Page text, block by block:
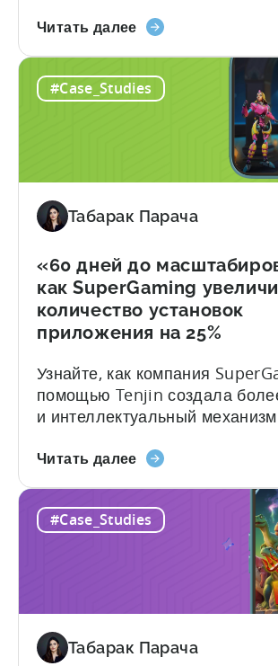
масштабов привлечения
привлечения пользователей
нескольких сетях и регионах
сложной задачей. А если к
добавляются повторяющиеся
мошенничества,
блокировки на уровне сайта
количество запросов на
ситуация может еще больше
Читать далее«Борьба
некачественным
трафиком:
запросов
33%»
#Case_Studies
Табарак Парача
«60 дней до
как SuperGaming
количество установок
приложения на 25%
Узнайте, как компания
помощью Tenjin создала
и интеллектуальный механизм
различных жанров игр и
25%. В этом примере из
рассмотрим, как
ведущих игровых компаний
использовала Tenjin для
трудностей и
привлечения пользователей
краткая сводка их
результатов: О компании
Читать далеео
дней
количество
#Case_Studies
Табарак Парача